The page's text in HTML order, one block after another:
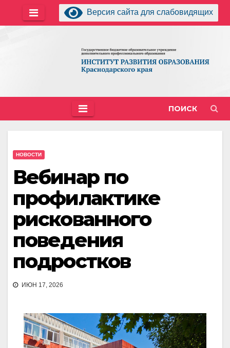
Версия сайта для слабовидящих
ПОИСК
НОВОСТИ
Вебинар по
профилактике
рискованного
поведения
подростков
ИЮН 17, 2026